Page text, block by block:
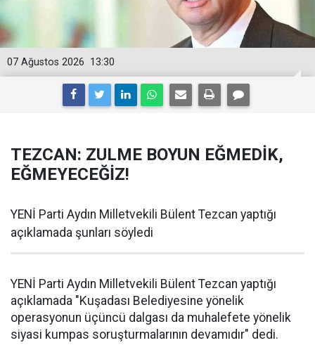
13:30
07 Ağustos 2026
TEZCAN: ZULME BOYUN EĞMEDİK,
EĞMEYECEĞİZ!
YENİ Parti Aydın Milletvekili Bülent Tezcan yaptığı
açıklamada şunları söyledi
YENİ Parti Aydın Milletvekili Bülent Tezcan yaptığı
açıklamada "Kuşadası Belediyesine yönelik
operasyonun üçüncü dalgası da muhalefete yönelik
siyasi kumpas soruşturmalarının devamıdır" dedi.